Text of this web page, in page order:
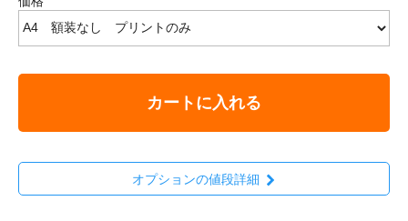
カートに入れる
オプションの値段詳細